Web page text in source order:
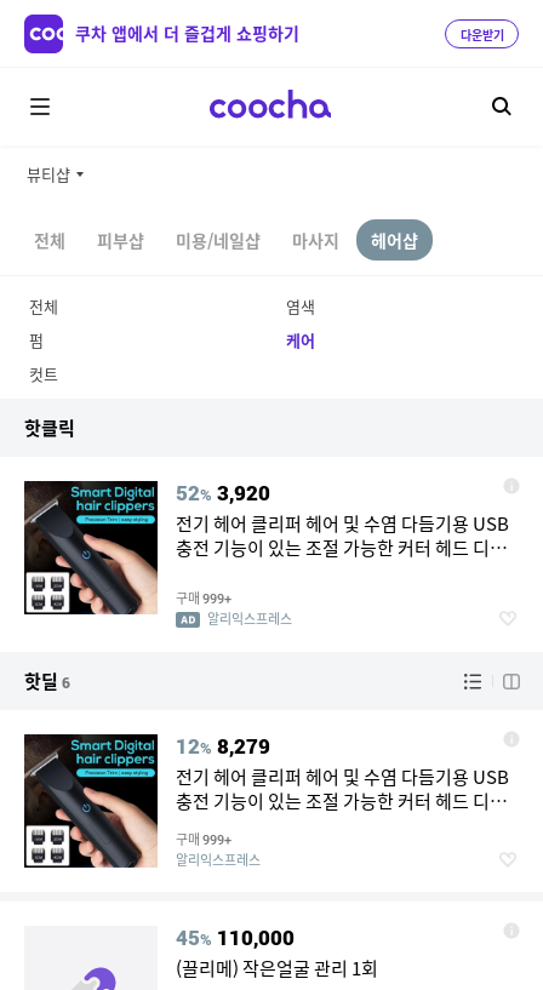
쿠차 앱에서 더 즐겁게 쇼핑하기 다운받기
뷰티샵
전체 피부샵 미용/네일샵 마사지 헤어샵
전체
염색
펌
케어
컷트
핫클릭
52% 3,920
전기 헤어 클리퍼 헤어 및 수염 다듬기용 USB
충전 기능이 있는 조절 가능한 커터 헤드 디자
구매 999+
알리익스프레스
핫딜 6
12% 8,279
전기 헤어 클리퍼 헤어 및 수염 다듬기용 USB
충전 기능이 있는 조절 가능한 커터 헤드 디자
구매 999+
알리익스프레스
45% 110,000
(끌리메) 작은얼굴 관리 1회